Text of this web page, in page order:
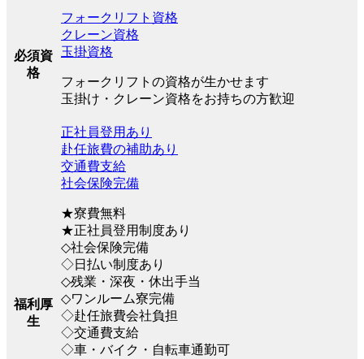
必須資
格
フォークリフト資格
クレーン資格
玉掛資格
フォークリフトの資格が生かせます
玉掛け・クレーン資格をお持ちの方歓迎
福利厚
生
正社員登用あり
赴任旅費の補助あり
交通費支給
社会保険完備
★寮費無料
★正社員登用制度あり
◇社会保険完備
◇日払い制度あり
◇残業・深夜・休出手当
◇ワンルーム寮完備
◇赴任旅費会社負担
◇交通費支給
◇車・バイク・自転車通勤可